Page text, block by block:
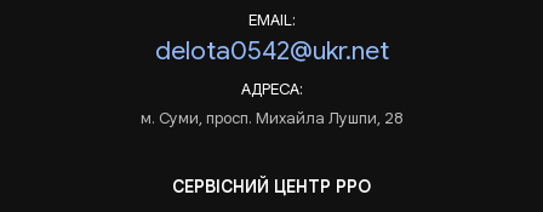
EMAIL:
delota0542@ukr.net
АДРЕСА:
м. Суми, просп. Михайла Лушпи, 28
СЕРВІСНИЙ ЦЕНТР РРО